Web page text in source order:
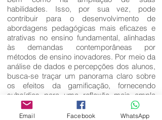
habilidades. Isso, por sua vez, pode
contribuir para o desenvolvimento de
abordagens pedagógicas mais eficazes e
atrativas no ensino fundamental, alinhadas
às demandas contemporâneas por
métodos de ensino inovadores. Por meio da
análise de dados e percepções dos alunos,
busca-se traçar um panorama claro sobre
os efeitos da gamificação, fornecendo
subsídios para uma reflexão mais ampla
sobre o desenvolvimento educacional e a
promoção do engajamento estudantil.
Email Facebook WhatsApp